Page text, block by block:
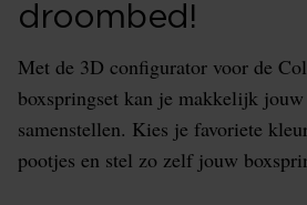
droombed!
Met de 3D configurator voor de
boxspringset kan je makkelijk
samenstellen. Kies je favoriete
pootjes en stel zo zelf jouw